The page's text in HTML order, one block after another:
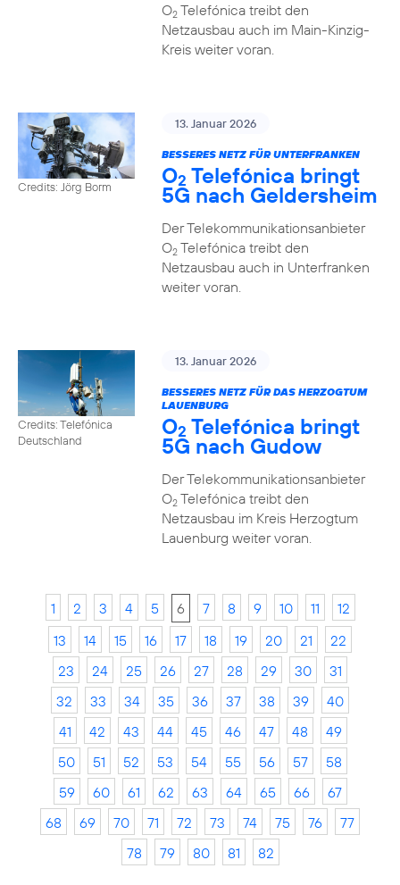
O2Telefónica treibt den
Netzausbau auch im Main-Kinzig-
Kreis weiter voran.
Credits: Jörg Borm
13. Januar 2026
BESSERES NETZ FÜR UNTERFRANKEN
O2 Telefónica bringt
5G nach Geldersheim
Der Telekommunikationsanbieter
O2Telefónica treibt den
Netzausbau auch in Unterfranken
weiter voran.
Credits: Telefónica
Deutschland
13. Januar 2026
BESSERES NETZ FÜR DAS HERZOGTUM
LAUENBURG
O2 Telefónica bringt
5G nach Gudow
Der Telekommunikationsanbieter
O2Telefónica treibt den
Netzausbau im Kreis Herzogtum
Lauenburg weiter voran.
1 2 3 4 5 6 7 8 9 10 11
12
13
14 15 16 17 18 19 20 21
22
23
24 25 26 27 28 29 30
31
32
33 34 35 36 37 38 39
40
41
42 43 44 45 46 47 48
49
50
51 52 53 54 55 56 57
58
59
60 61 62 63 64 65 66
67
68
69 70 71 72 73 74 75 76
77
78
79 80 81 82